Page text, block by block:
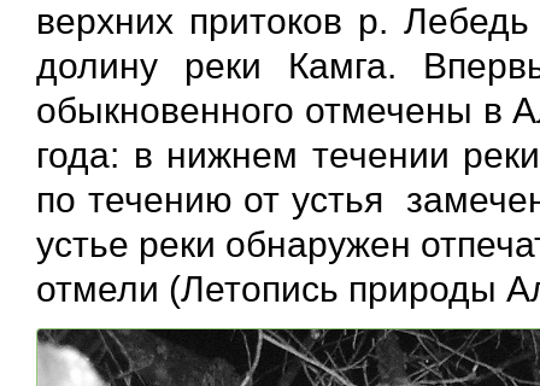
верхних притоков р.
долину реки Камга.
обыкновенного отмечены в
года: в нижнем течении
по течению от устья
устье реки обнаружен
отмели (Летопись природы